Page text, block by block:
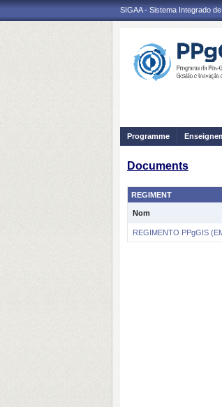
SIGAA - Sistema Integrado
Programme
Documents
REGIMENT
Nom
REGIMENTO PPgGIS